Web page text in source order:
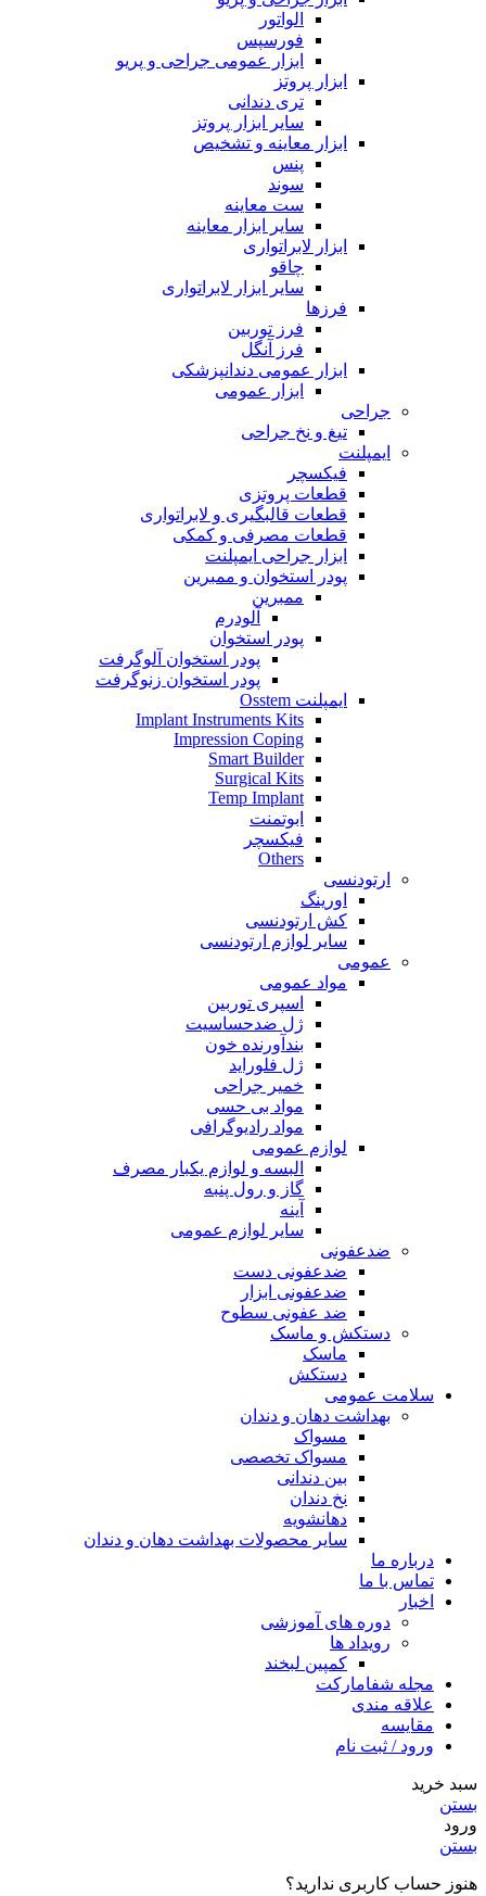
الواتور
فورسپس
ابزار عمومی جراحی و پریو
ابزار پروتز
تری دندانی
سایر ابزار پروتز
ابزار معاینه و تشخیص
پنس
سوند
ست معاینه
سایر ابزار معاینه
ابزار لابراتواری
چاقو
سایر ابزار لابراتواری
فرزها
فرز توربین
فرز آنگل
ابزار عمومی دندانپزشکی
ابزار عمومی
جراحی
تیغ و نخ جراحی
ایمپلنت
فیکسچر
قطعات پروتزی
قطعات قالبگیری و لابراتواری
قطعات مصرفی و کمکی
ابزار جراحی ایمپلنت
پودر استخوان و ممبرین
ممبرین
آلودرم
پودر استخوان
پودر استخوان آلوگرفت
پودر استخوان زنوگرفت
ایمپلنت Osstem
Implant Instruments Kits
Impression Coping
Smart Builder
Surgical Kits
Temp Implant
ابوتمنت
فیکسچر
Others
ارتودنسی
اورینگ
کش ارتودنسی
سایر لوازم ارتودنسی
عمومی
مواد عمومی
اسپری توربین
ژل ضدحساسیت
بندآورنده خون
ژل فلوراید
خمیر جراحی
مواد بی حسی
مواد رادیوگرافی
لوازم عمومی
البسه و لوازم یکبار مصرف
گاز و رول پنبه
آینه
سایر لوازم عمومی
ضدعفونی
ضدعفونی دست
ضدعفونی ابزار
ضد عفونی سطوح
دستکش و ماسک
ماسک
دستکش
سلامت عمومی
بهداشت دهان و دندان
مسواک
مسواک تخصصی
بین دندانی
نخ دندان
دهانشویه
سایر محصولات بهداشت دهان و دندان
درباره ما
تماس با ما
اخبار
دوره های آموزشی
رویداد ها
کمپین لبخند
مجله شفامارکت
علاقه مندی
مقایسه
ورود / ثبت نام
سبد خرید
بستن
ورود
بستن
هنوز حساب کاربری ندارید؟